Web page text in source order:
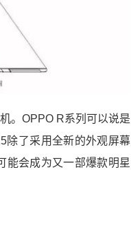
。OPPO R系列可以说是
除了采用全新的外观屏幕
能会成为又一部爆款明星